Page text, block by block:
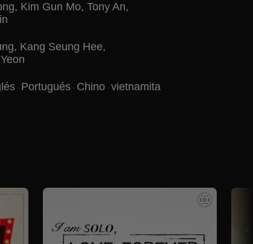
, Kim Gun Mo, Tony An,
, Kang Seung Hee,
Portugués Chino vietnamita